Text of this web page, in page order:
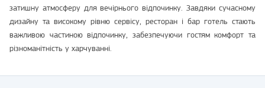
затишну атмосферу для вечірнього відпочинку. Завдяки сучасному
дизайну та високому рівню сервісу, ресторан і бар готель стають
важливою частиною відпочинку, забезпечуючи гостям комфорт та
різноманітність у харчуванні.